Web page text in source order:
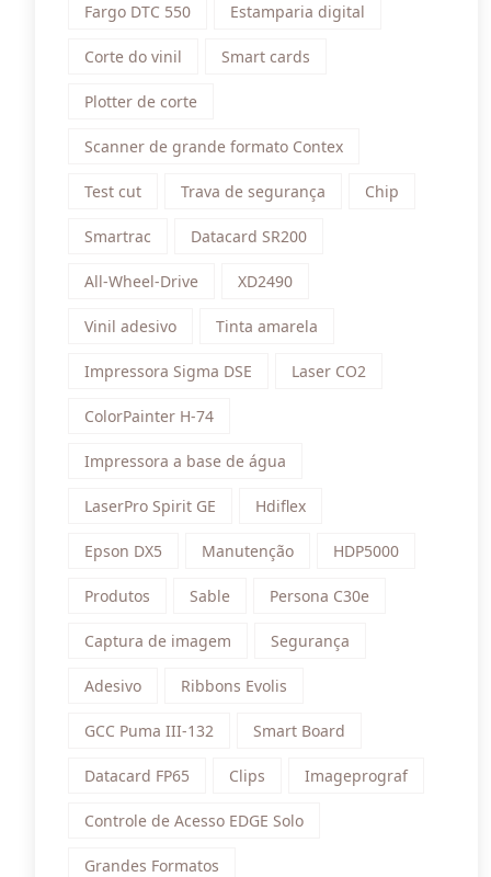
Fargo DTC 550 Estamparia digital
Corte do vinil Smart cards
Plotter de corte
Scanner de grande formato Contex
Test cut Trava de segurança Chip
Smartrac Datacard SR200
All-Wheel-Drive XD2490
Vinil adesivo Tinta amarela
Impressora Sigma DSE Laser CO2
ColorPainter H-74
Impressora a base de água
LaserPro Spirit GE Hdiflex
Epson DX5 Manutenção HDP5000
Produtos Sable Persona C30e
Captura de imagem Segurança
Adesivo Ribbons Evolis
GCC Puma III-132 Smart Board
Datacard FP65 Clips Imageprograf
Controle de Acesso EDGE Solo
Grandes Formatos